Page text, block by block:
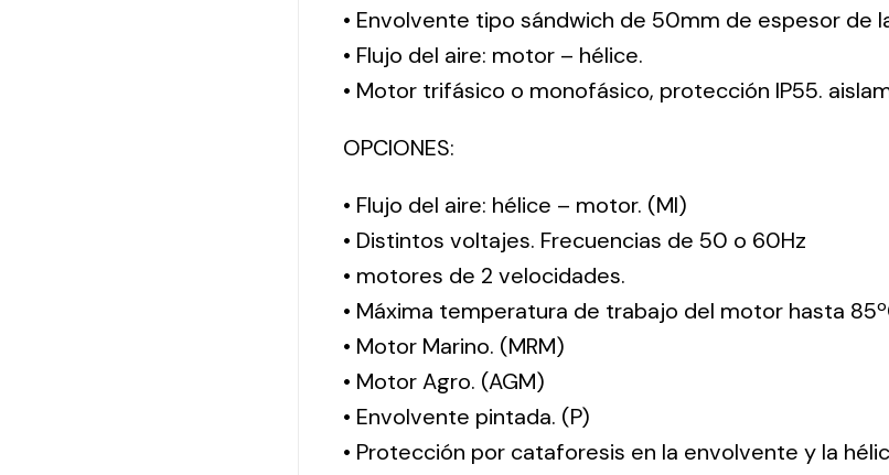
• Envolvente tipo sándwich de 50mm de espesor de
• Flujo del aire: motor – hélice.
• Motor trifásico o monofásico, protección IP55.
OPCIONES:
• Flujo del aire: hélice – motor. (MI)
• Distintos voltajes. Frecuencias de 50 o 60Hz
• motores de 2 velocidades.
• Máxima temperatura de trabajo del motor hasta
• Motor Marino. (MRM)
• Motor Agro. (AGM)
• Envolvente pintada. (P)
• Protección por cataforesis en la envolvente y la